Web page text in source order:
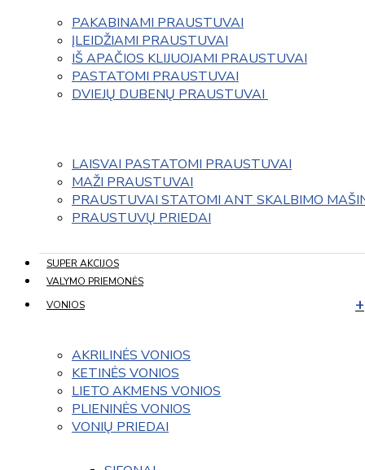
PAKABINAMI PRAUSTUVAI
ĮLEIDŽIAMI PRAUSTUVAI
IŠ APAČIOS KLIJUOJAMI PRAUSTUVAI
PASTATOMI PRAUSTUVAI
DVIEJŲ DUBENŲ PRAUSTUVAI
LAISVAI PASTATOMI PRAUSTUVAI
MAŽI PRAUSTUVAI
PRAUSTUVAI STATOMI ANT SKALBIMO
PRAUSTUVŲ PRIEDAI
SUPER AKCIJOS
VALYMO PRIEMONĖS
VONIOS
AKRILINĖS VONIOS
KETINĖS VONIOS
LIETO AKMENS VONIOS
PLIENINĖS VONIOS
VONIŲ PRIEDAI